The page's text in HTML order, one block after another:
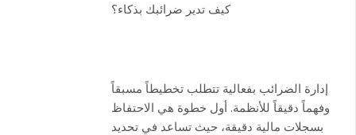
كيف تدير ضرائبك بذكاء؟
إدارة الضرائب بفعالية تتطلب تخطيطاً مسبقاً
وفهماً دقيقاً للأنظمة. أول خطوة هي الاحتفاظ
بسجلات مالية دقيقة، حيث تساعد في تحديد